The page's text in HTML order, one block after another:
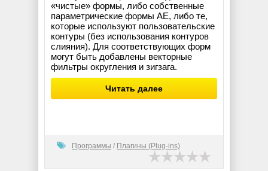
«чистые» формы, либо собственные
параметрические формы AE, либо те,
которые используют пользовательские
контуры (без использования контуров
слияния). Для соответствующих форм
могут быть добавлены векторные
фильтры округления и зигзага.
Читать далее
Программы / Плагины (Plug-ins)